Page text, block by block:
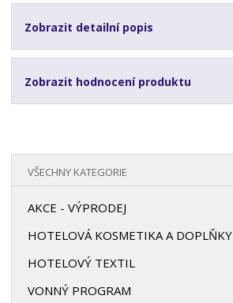
Zobrazit detailní popis
Zobrazit hodnocení produktu
VŠECHNY KATEGORIE
AKCE - VÝPRODEJ
HOTELOVÁ KOSMETIKA A DOPLŇKY
HOTELOVÝ TEXTIL
VONNÝ PROGRAM